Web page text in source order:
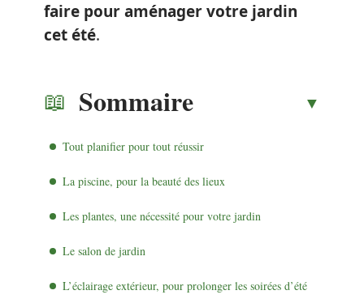
faire pour aménager votre jardin
cet été.
Sommaire
Tout planifier pour tout réussir
La piscine, pour la beauté des lieux
Les plantes, une nécessité pour votre jardin
Le salon de jardin
L’éclairage extérieur, pour prolonger les soirées d’été